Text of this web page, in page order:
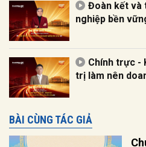
Đoàn kết và
nghiệp bền
Chính trực -
trị làm nên
BÀI CÙNG TÁC GIẢ